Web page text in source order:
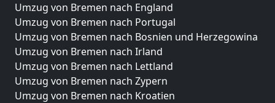
Umzug von Bremen nach England
Umzug von Bremen nach Portugal
Umzug von Bremen nach Bosnien und Herzegowina
Umzug von Bremen nach Irland
Umzug von Bremen nach Lettland
Umzug von Bremen nach Zypern
Umzug von Bremen nach Kroatien